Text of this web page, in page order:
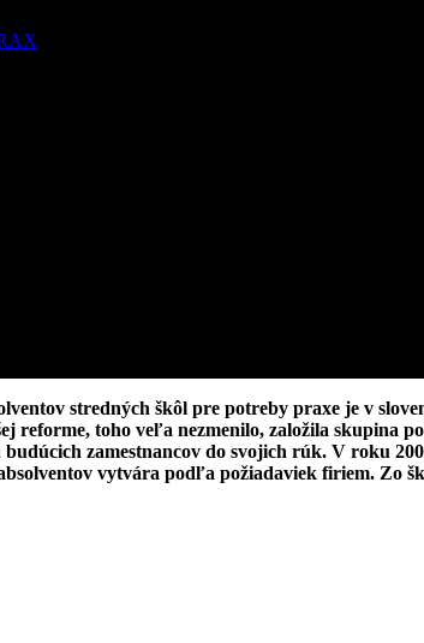
stredných škôl pre potreby praxe je v
reforme, toho veľa nezmenilo, založila skupina
zamestnancov do svojich rúk. V roku
vytvára podľa požiadaviek firiem. Zo